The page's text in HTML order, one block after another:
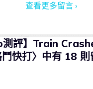
查看更多留言 ›
測評】Train
快打〉中有 18 則